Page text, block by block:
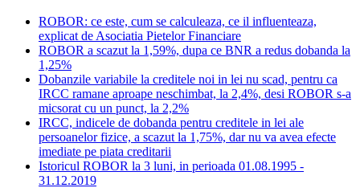
ROBOR: ce este, cum se calculeaza, ce il influenteaza,
explicat de Asociatia Pietelor Financiare
ROBOR a scazut la 1,59%, dupa ce BNR a redus dobanda la
1,25%
Dobanzile variabile la creditele noi in lei nu scad, pentru ca
IRCC ramane aproape neschimbat, la 2,4%, desi ROBOR s-a
micsorat cu un punct, la 2,2%
IRCC, indicele de dobanda pentru creditele in lei ale
persoanelor fizice, a scazut la 1,75%, dar nu va avea efecte
imediate pe piata creditarii
Istoricul ROBOR la 3 luni, in perioada 01.08.1995 -
31.12.2019